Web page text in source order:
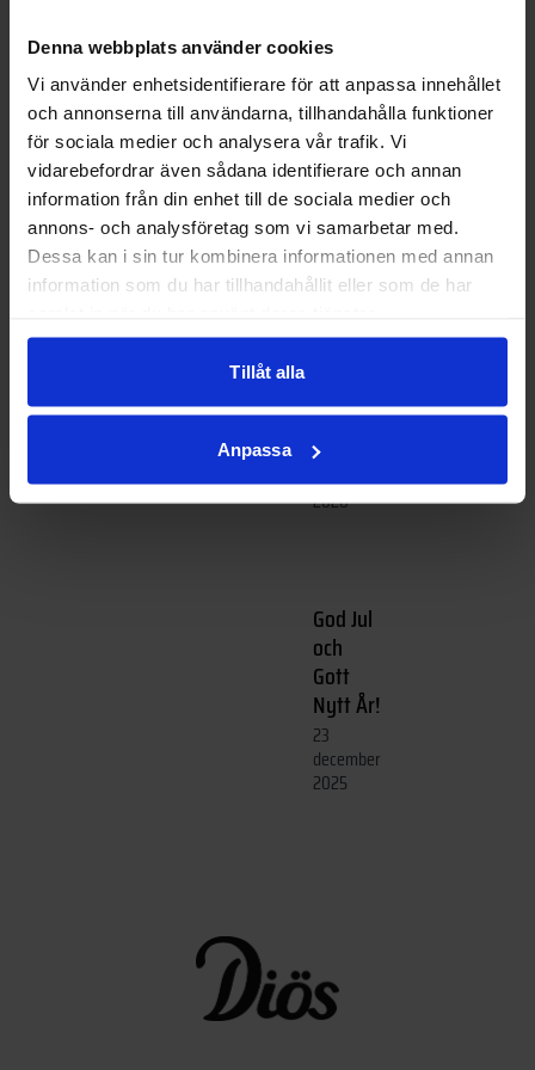
Denna webbplats använder cookies
Vi använder enhetsidentifierare för att anpassa innehållet
och annonserna till användarna, tillhandahålla funktioner
för sociala medier och analysera vår trafik. Vi
vidarebefordrar även sådana identifierare och annan
information från din enhet till de sociala medier och
annons- och analysföretag som vi samarbetar med.
Dessa kan i sin tur kombinera informationen med annan
information som du har tillhandahållit eller som de har
Tillåt alla
Anpassa
2026
Fartgup
p
23 april
2026
ställs
ut!
17 april
2026
God Jul
och
Gott
Nytt År!
23
december
2025